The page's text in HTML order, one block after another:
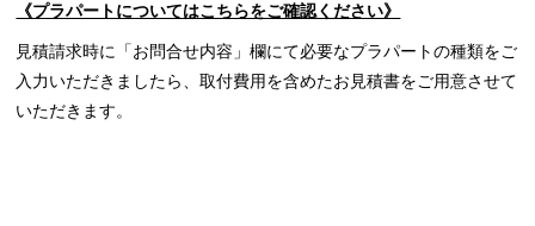
《プラパートについてはこちらをご確認ください》
見積請求時に「お問合せ内容」欄にて必要なプラパートの種類をご
入力いただきましたら、取付費用を含めたお見積書をご用意させて
いただきます。